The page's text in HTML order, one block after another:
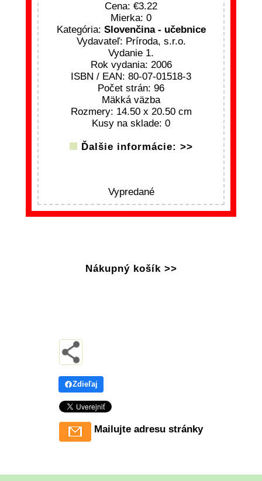
Cena:
3.22
Mierka: 0
Kategória: Slovenčina - učebnice
Vydavateľ: Príroda, s.r.o.
Vydanie 1.
Rok vydania: 2006
ISBN / EAN: 80-07-01518-3
Počet strán: 96
Mäkká väzba
Rozmery: 14.50 x 20.50 cm
Kusy na sklade: 0
Ďalšie informácie: >>
Vypredané
Nákupný košík >>
Zdieľaj
Mailujte adresu stránky